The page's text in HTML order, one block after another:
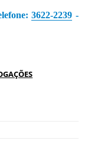
3622-2239 -